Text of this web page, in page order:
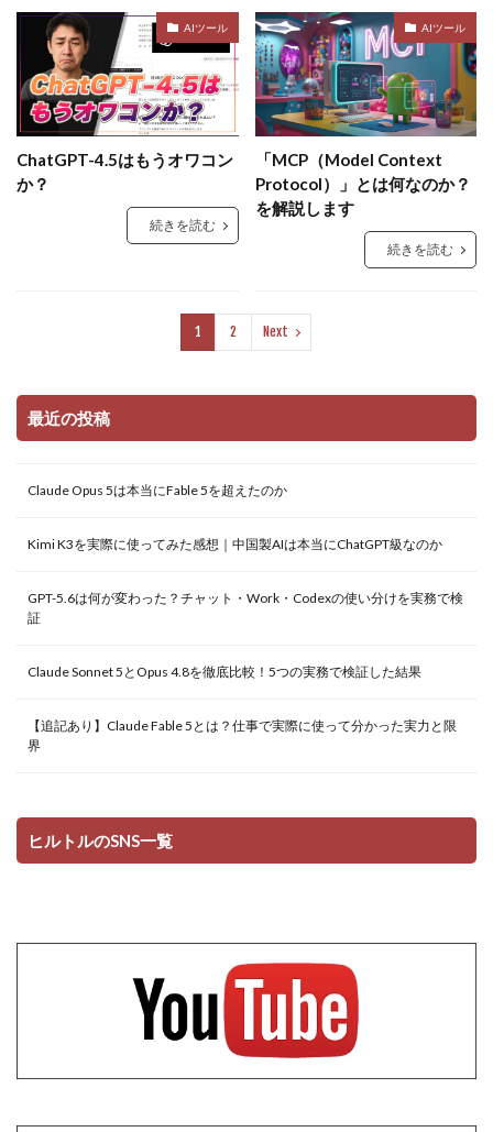
AIツール
ChatGPT-4.5はもうオワコン
か？
続きを読む
AIツール
「MCP（Model Context
Protocol）」とは何なのか？
を解説します
続きを読む
1 2 Next
最近の投稿
Claude Opus 5は本当にFable 5を超えたのか
Kimi K3を実際に使ってみた感想｜中国製AIは本当にChatGPT級なのか
GPT-5.6は何が変わった？チャット・Work・Codexの使い分けを実務で検
証
Claude Sonnet 5とOpus 4.8を徹底比較！5つの実務で検証した結果
【追記あり】Claude Fable 5とは？仕事で実際に使って分かった実力と限
界
ヒルトルのSNS一覧